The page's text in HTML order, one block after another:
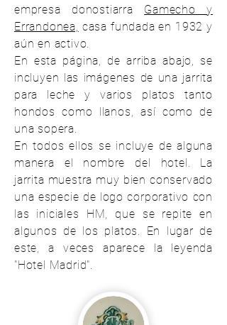
empresa donostiarra Gamecho y
Errandonea, casa fundada en 1932 y
aún en activo.
En esta página, de arriba abajo, se
incluyen las imágenes de una jarrita
para leche y varios platos tanto
hondos como llanos, así como de
una sopera.
En todos ellos se incluye de alguna
manera el nombre del hotel. La
jarrita muestra muy bien conservado
una especie de logo corporativo con
las iniciales HM, que se repite en
algunos de los platos. En lugar de
este, a veces aparece la leyenda
"Hotel Madrid".